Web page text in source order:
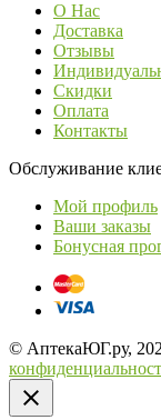
О Нас
Доставка
Отзывы
Скидки
Оплата
Контакты
Обслуживание
Мой профиль
Ваши заказы
Бонусная
© АптекаЮГ.ру,